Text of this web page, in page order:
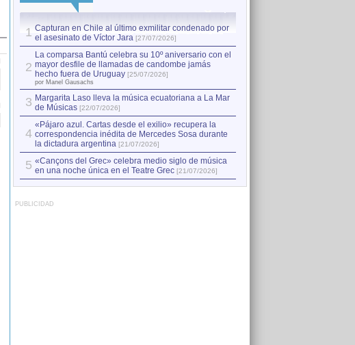
1 Capturan en Chile al último exmilitar condenado por
el asesinato de Víctor Jara [27/07/2026]
2
La comparsa Bantú celebra su 10º aniversario con el
mayor desfile de llamadas de candombe jamás
hecho fuera de Uruguay [25/07/2026]
por Manel Gausachs
3 Margarita Laso lleva la música ecuatoriana a La Mar
de Músicas [22/07/2026]
4
«Pájaro azul. Cartas desde el exilio» recupera la
correspondencia inédita de Mercedes Sosa durante
la dictadura argentina [21/07/2026]
5 «Cançons del Grec» celebra medio siglo de música
en una noche única en el Teatre Grec [21/07/2026]
PUBLICIDAD